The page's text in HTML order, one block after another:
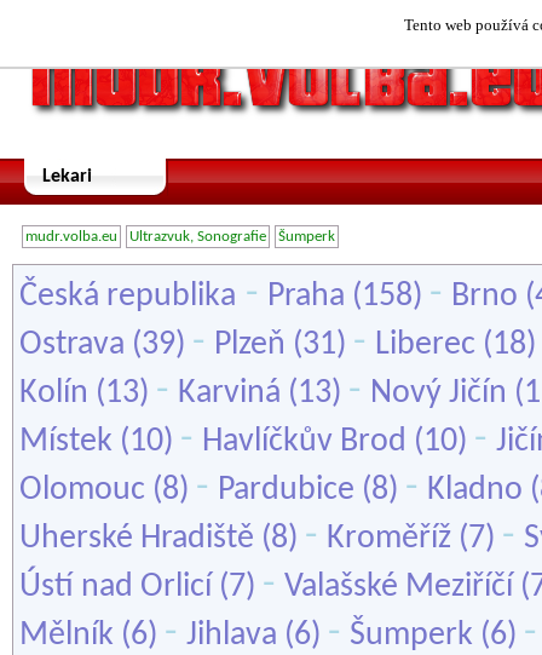
Tento web používá
Lekari
mudr.volba.eu Ultrazvuk, Sonografie Šumperk
Česká republika - Praha (158) - Brno
Ostrava (39) - Plzeň (31) - Liberec (18)
Kolín (13) - Karviná (13) - Nový Jičín
Místek (10) - Havlíčkův Brod (10) -
Olomouc (8) - Pardubice (8) - Kladno
Uherské Hradiště (8) - Kroměříž (7) -
Ústí nad Orlicí (7) - Valašské Meziříčí
Mělník (6) - Jihlava (6) - Šumperk (6)